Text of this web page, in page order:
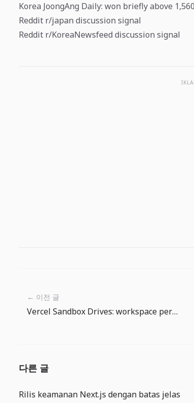
Korea JoongAng Daily: won briefly above 1,560
Reddit r/japan discussion signal
Reddit r/KoreaNewsfeed discussion signal
← 이전 글
Vercel Sandbox Drives: workspace persisten mulai jadi fondasi agen AI
다른 글
Rilis keamanan Next.js dengan batas jelas